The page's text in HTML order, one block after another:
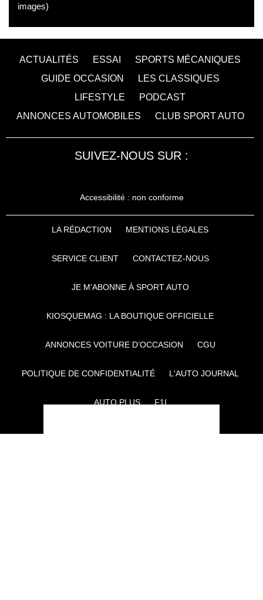
images)
ACTUALITÉS ESSAI
SPORTS MÉCANIQUES
GUIDE OCCASION
LES CLASSIQUES
LIFESTYLE
PODCAST
ANNONCES AUTOMOBILES
CLUB SPORT AUTO
SUIVEZ-NOUS SUR :
Accessibilité : non conforme
LA RÉDACTION MENTIONS LÉGALES
SERVICE CLIENT CONTACTEZ-NOUS
JE M'ABONNE À SPORT AUTO
KIOSQUEMAG : LA BOUTIQUE OFFICIELLE
ANNONCES VOITURE D’OCCASION CGU
POLITIQUE DE CONFIDENTIALITÉ L'AUTO JOURNAL
AUTO PLUS F1I